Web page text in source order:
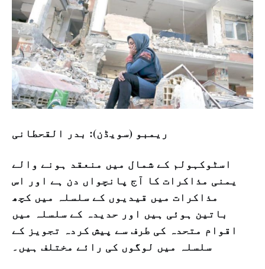
ریمبو (سویڈن): بدر القحطانی
اسٹوکہولم کے شمال میں منعقد ہونے والے
یمنی مذاکرات کا آج پانچواں دن ہے اور اس
مذاکرات میں قیدیوں کے سلسلہ میں کچھ
باتین ہوئی ہیں اور حدیدہ کے سلسلہ میں
اقوام متحدہ کی طرف سے پیش کردہ تجویز کے
سلسلہ میں لوگوں کی رائے مختلف ہیں۔